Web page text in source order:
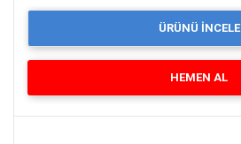
ÜRÜNÜ İNCELE
HEMEN AL